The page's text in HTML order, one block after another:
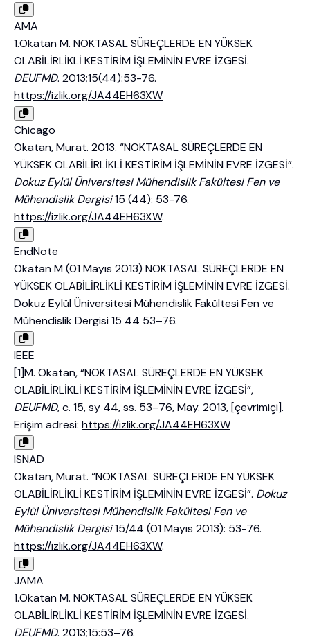
AMA
1.Okatan M. NOKTASAL SÜREÇLERDE EN YÜKSEK
OLABİLİRLİKLİ KESTİRİM İŞLEMİNİN EVRE İZGESİ.
DEUFMD. 2013;15(44):53-76.
https://izlik.org/JA44EH63XW
Chicago
Okatan, Murat. 2013. “NOKTASAL SÜREÇLERDE EN
YÜKSEK OLABİLİRLİKLİ KESTİRİM İŞLEMİNİN EVRE İZGESİ”.
Dokuz Eylül Üniversitesi Mühendislik Fakültesi Fen ve
Mühendislik Dergisi15 (44): 53-76.
https://izlik.org/JA44EH63XW.
EndNote
Okatan M (01 Mayıs 2013) NOKTASAL SÜREÇLERDE EN
YÜKSEK OLABİLİRLİKLİ KESTİRİM İŞLEMİNİN EVRE İZGESİ.
Dokuz Eylül Üniversitesi Mühendislik Fakültesi Fen ve
Mühendislik Dergisi 15 44 53–76.
IEEE
[1]M. Okatan, “NOKTASAL SÜREÇLERDE EN YÜKSEK
OLABİLİRLİKLİ KESTİRİM İŞLEMİNİN EVRE İZGESİ”,
DEUFMD, c. 15, sy 44, ss. 53–76, May. 2013, [çevrimiçi].
Erişim adresi: https://izlik.org/JA44EH63XW
ISNAD
Okatan, Murat. “NOKTASAL SÜREÇLERDE EN YÜKSEK
OLABİLİRLİKLİ KESTİRİM İŞLEMİNİN EVRE İZGESİ”. Dokuz
Eylül Üniversitesi Mühendislik Fakültesi Fen ve
Mühendislik Dergisi15/44 (01 Mayıs 2013): 53-76.
https://izlik.org/JA44EH63XW.
JAMA
1.Okatan M. NOKTASAL SÜREÇLERDE EN YÜKSEK
OLABİLİRLİKLİ KESTİRİM İŞLEMİNİN EVRE İZGESİ.
DEUFMD. 2013;15:53–76.